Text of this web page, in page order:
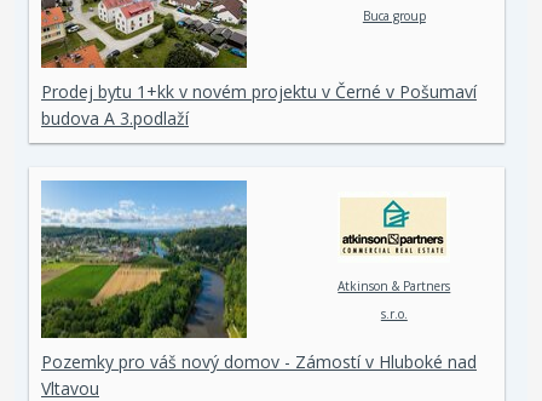
Buca group
Prodej bytu 1+kk v novém projektu v Černé v Pošumaví
budova A 3.podlaží
Atkinson & Partners
s.r.o.
Pozemky pro váš nový domov - Zámostí v Hluboké nad
Vltavou